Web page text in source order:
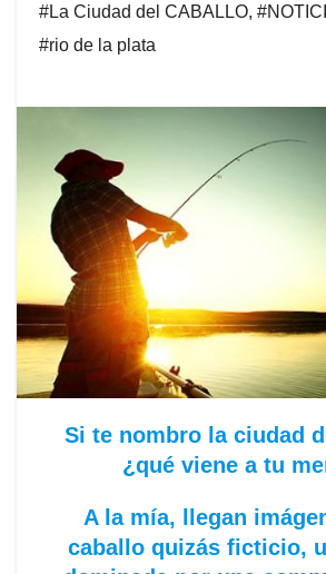
#La Ciudad del CABALLO,
#rio de la plata
Si te nombro la ciudad
¿qué viene a tu
A la mía, llegan
caballo quizás ficticio,